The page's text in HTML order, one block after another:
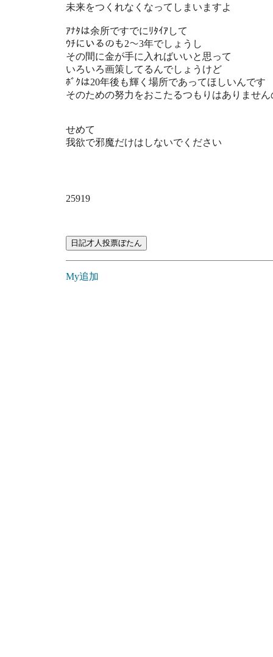
未来をつくれなくなってしまいますよ
ｱﾅﾀは余所ですでにﾘﾀｲｱして
ｳﾁにいるのも2〜3年でしょうし
その間に金が手に入ればいいと思って
いろいろ画策してるんでしょうけど
ﾎﾞｸは20年後も輝く場所であってほしいんです
そのための努力をおこたるつもりはありません
せめて
我欲で邪魔だけはしないでください
25919
My追加